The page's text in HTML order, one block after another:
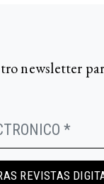
newsletter
REVISTAS